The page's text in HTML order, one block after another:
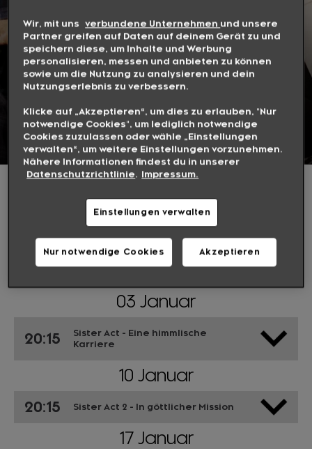
SPIELFILM-ABENDE
SAMSTAGS UND SONNTAGS UM 20:15 UHR
DIESEN MONAT AUF
WARNER TV
03 Januar
20:15
Sister Act - Eine himmlische
Karriere
10 Januar
20:15 Sister Act 2 - In göttlicher Mission
17 Januar
Wir, mit uns verbundene Unternehmen und unsere
Partner greifen auf Daten auf deinem Gerät zu und
speichern diese, um Inhalte und Werbung
personalisieren, messen und anbieten zu können
sowie um die Nutzung zu analysieren und dein
Nutzungserlebnis zu verbessern.
Klicke auf „Akzeptieren“, um dies zu erlauben, "Nur
notwendige Cookies", um lediglich notwendige
Cookies zuzulassen oder wähle „Einstellungen
verwalten“, um weitere Einstellungen vorzunehmen.
Nähere Informationen findest du in unserer
Datenschutzrichtlinie. Impressum.
Einstellungen verwalten
Nur notwendige Cookies Akzeptieren